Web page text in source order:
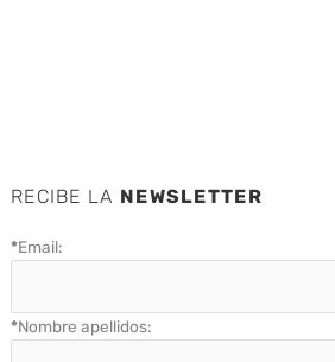
RECIBE LA NEWSLETTER
*Email:
*Nombre apellidos: